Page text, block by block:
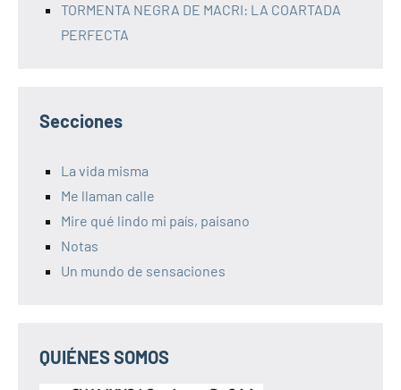
TORMENTA NEGRA DE MACRI: LA COARTADA
PERFECTA
Secciones
La vida misma
Me llaman calle
Mire qué lindo mi país, paisano
Notas
Un mundo de sensaciones
QUIÉNES SOMOS